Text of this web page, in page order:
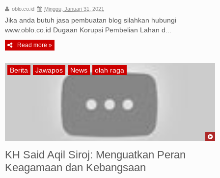
oblo.co.id Minggu, Januari 31, 2021
Jika anda butuh jasa pembuatan blog silahkan hubungi
www.oblo.co.id Dugaan Korupsi Pembelian Lahan d...
Read more »
KH Said Aqil Siroj: Menguatkan Peran
Keagamaan dan Kebangsaan
Berita Jawapos News olah raga